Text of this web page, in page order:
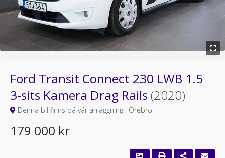
Ford Transit Connect 230 LWB 1.5
3-sits Kamera Drag Rails (2020)
Denna bil finns på vår anläggning i Örebro
179 000 kr